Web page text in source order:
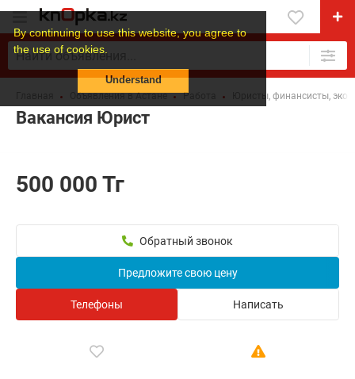
By continuing to use this website, you agree to
the use of cookies.
Understand
Объявления в Астане Работа Юристы, финансисты,
Вакансия Юрист
500 000 Тг
Обратный звонок
Предложите свою цену
Телефоны Написать